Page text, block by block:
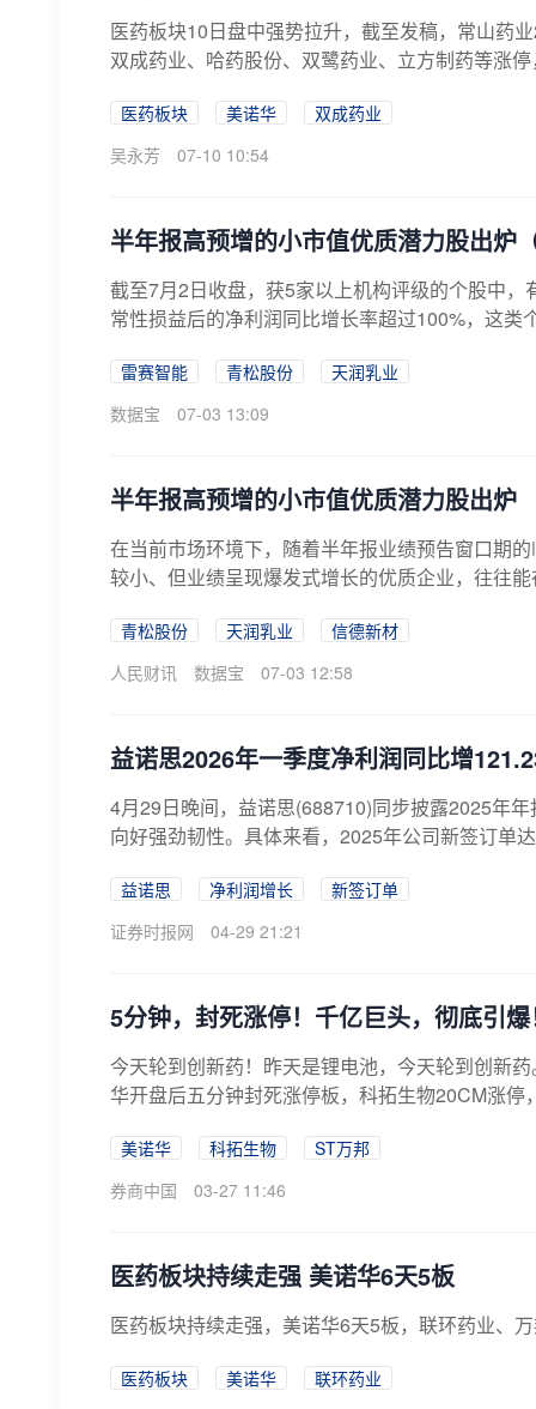
医药板块10日盘中强势拉升，截至发稿，常山药
双成药业、哈药股份、双鹭药业、立方制药等涨
医药板块 美诺华
双成药业
吴永芳
07-10 10:54
半年报高预增的小市值优质潜力股出炉
截至7月2日收盘，获5家以上机构评级的个股中
常性损益后的净利润同比增长率超过100%，这类
雷赛智能 青松股份
天润乳业
数据宝
07-03 13:09
半年报高预增的小市值优质潜力股出炉
在当前市场环境下，随着半年报业绩预告窗口期
较小、但业绩呈现爆发式增长的优质企业，往往
青松股份 天润乳业
信德新材
人民财讯
数据宝 07-03 12:58
益诺思2026年一季度净利润同比增
4月29日晚间，益诺思(688710)同步披露2025年
向好强劲韧性。具体来看，2025年公司新签订单
益诺思 净利润增长
新签订单
证券时报网
04-29 21:21
5分钟，封死涨停！千亿巨头，彻底引
今天轮到创新药！昨天是锂电池，今天轮到创新
华开盘后五分钟封死涨停板，科拓生物20CM涨
美诺华 科拓生物
ST万邦
券商中国
03-27 11:46
医药板块持续走强 美诺华6天5板
医药板块持续走强，美诺华6天5板，联环药业、
医药板块 美诺华
联环药业